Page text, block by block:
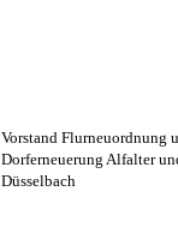
Vorstand Flurneuordnung
Dorferneuerung Alfalter
Düsselbach